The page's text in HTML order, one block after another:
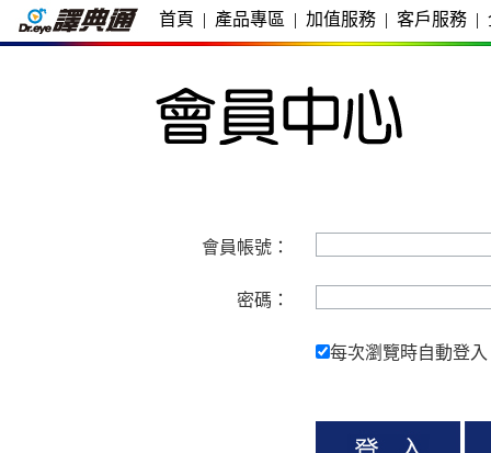
首頁 | 產品專區 | 加值服務 | 客戶服務 |
會員帳號：
密碼：
每次瀏覽時自動登入